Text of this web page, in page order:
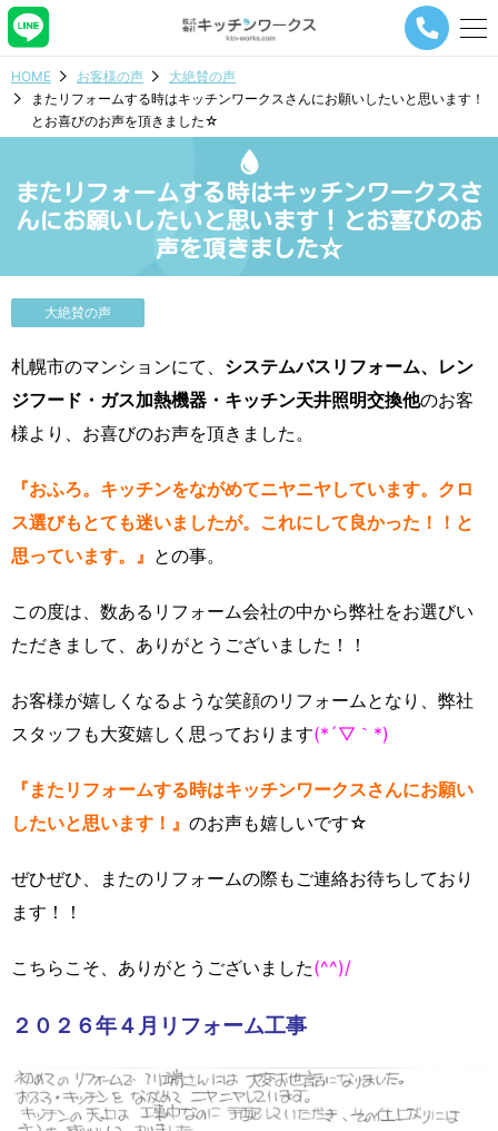
メ
ー
ビ
シ
ョ
ン
タ
HOME お客様の声
大絶賛の声
またリフォームする時はキッチンワークスさんにお願いしたいと思います！
とお喜びのお声を頂きました☆
またリフォームする時はキッチンワークスさ
んにお願いしたいと思います！とお喜びのお
声を頂きました☆
大絶賛の声
札幌市のマンションにて、 システムバスリフォーム、レン
ジフード・ガス加熱機器・キッチン天井照明交換他のお客
様より、お喜びのお声を頂きました。
『おふろ。キッチンをながめてニヤニヤしています。クロ
ス選びもとても迷いましたが。これにして良かった！！と
思っています。』 との事。
この度は、数あるリフォーム会社の中から弊社をお選びい
ただきまして、ありがとうございました！！
お客様が嬉しくなるような笑顔のリフォームとなり、弊社
スタッフも大変嬉しく思っております(*´▽｀*)
『またリフォームする時はキッチンワークスさんにお願い
したいと思います！』 のお声も嬉しいです☆
ぜひぜひ、またのリフォームの際もご連絡お待ちしており
ます！！
こちらこそ、ありがとうございました(^^)/
２０２６年４月リフォーム工事